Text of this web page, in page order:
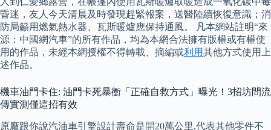
昏迷，友人今天清晨及時發現趕緊報案，送醫陸續恢復意識；消
防局籲用燃氣熱水器、瓦斯暖爐應保持通風。 凡本網站註明“來
源：中國網汽車”的所有作品，均為本網合法擁有版權或有權使
用的作品，未經本網授權不得轉載、摘編或利用其他方式使用上
述作品。
機車油門卡住: 油門卡死暴衝「正確自救方式」曝光！3招坊間流
傳實測僅這招有效
原廠跟你說汽油車引擎設計壽命是開20萬公里,代表其他零件不